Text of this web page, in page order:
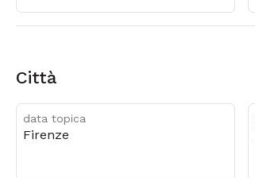
città
data topica
Firenze